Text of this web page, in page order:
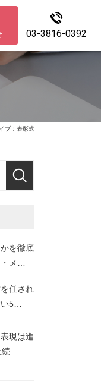
03-3816-0392
ブ：表彰式
を徹底
メ
任され
5…
現は進
…